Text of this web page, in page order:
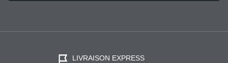
LIVRAISON EXPRESS